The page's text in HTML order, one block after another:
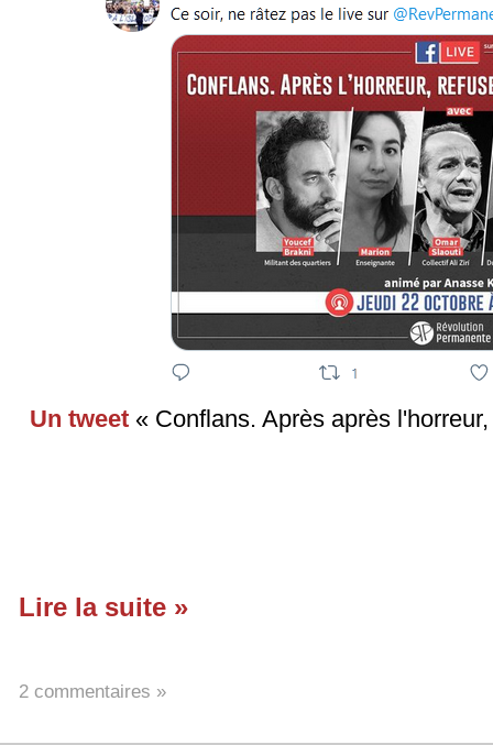
Un tweet « Conflans. Après après
Lire la suite »
2 commentaires »